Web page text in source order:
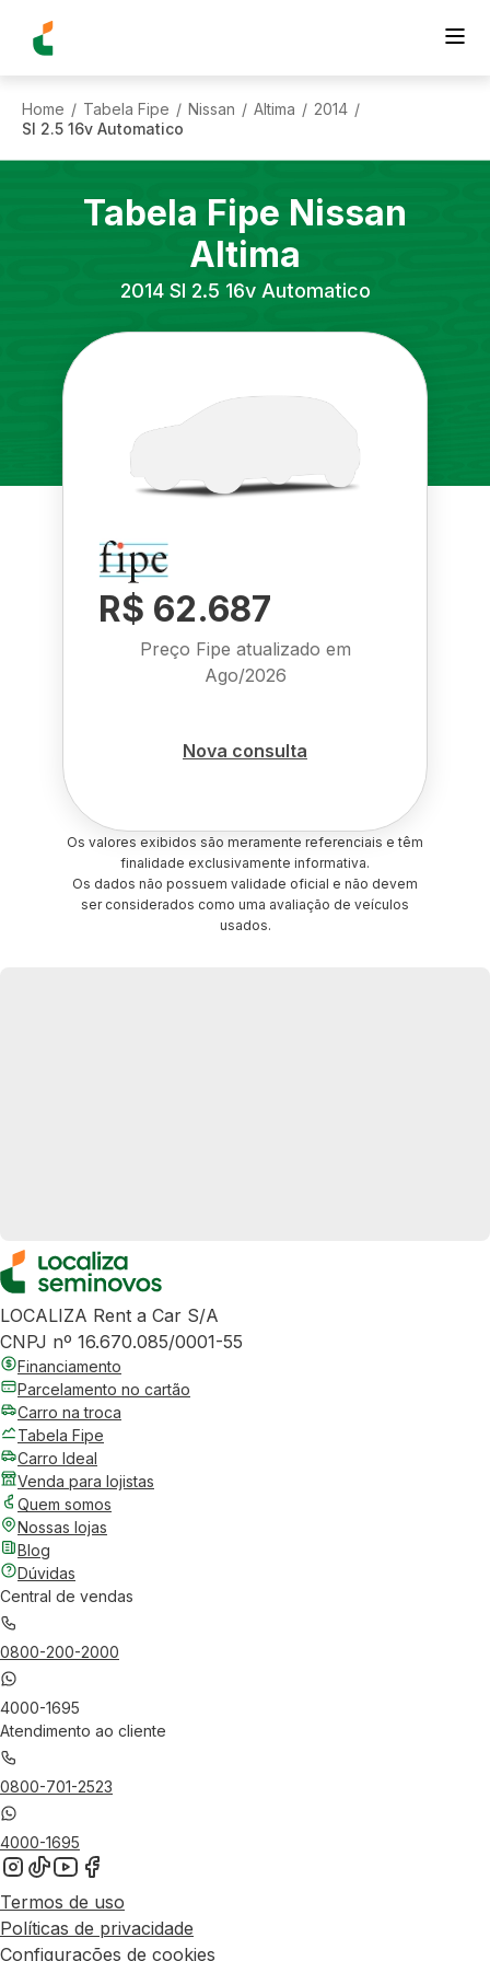
Home / Tabela Fipe / Nissan / Altima / 2014 /
Sl 2.5 16v Automatico
Tabela Fipe Nissan
Altima
2014 Sl 2.5 16v Automatico
R$ 62.687
Preço Fipe atualizado em
Ago/2026
Nova consulta
Os valores exibidos são meramente referenciais e têm
finalidade exclusivamente informativa.
Os dados não possuem validade oficial e não devem
ser considerados como uma avaliação de veículos
usados.
LOCALIZA Rent a Car S/A
CNPJ nº 16.670.085/0001-55
Financiamento
Parcelamento no cartão
Carro na troca
Tabela Fipe
Carro Ideal
Venda para lojistas
Quem somos
Nossas lojas
Blog
Dúvidas
Central de vendas
0800-200-2000
4000-1695
Atendimento ao cliente
0800-701-2523
4000-1695
Termos de uso
Políticas de privacidade
Configurações de cookies